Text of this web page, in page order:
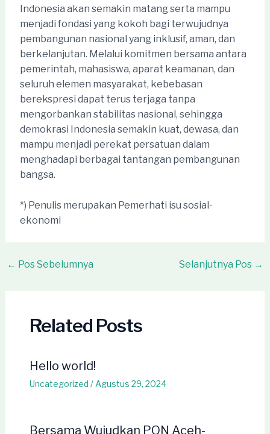
Indonesia akan semakin matang serta mampu
menjadi fondasi yang kokoh bagi terwujudnya
pembangunan nasional yang inklusif, aman, dan
berkelanjutan. Melalui komitmen bersama antara
pemerintah, mahasiswa, aparat keamanan, dan
seluruh elemen masyarakat, kebebasan
berekspresi dapat terus terjaga tanpa
mengorbankan stabilitas nasional, sehingga
demokrasi Indonesia semakin kuat, dewasa, dan
mampu menjadi perekat persatuan dalam
menghadapi berbagai tantangan pembangunan
bangsa.
*) Penulis merupakan Pemerhati isu sosial-
ekonomi
Post
← Pos Sebelumnya Selanjutnya Pos →
Related Posts
Hello world!
Uncategorized / Agustus 29, 2024
Bersama Wujudkan PON Aceh-